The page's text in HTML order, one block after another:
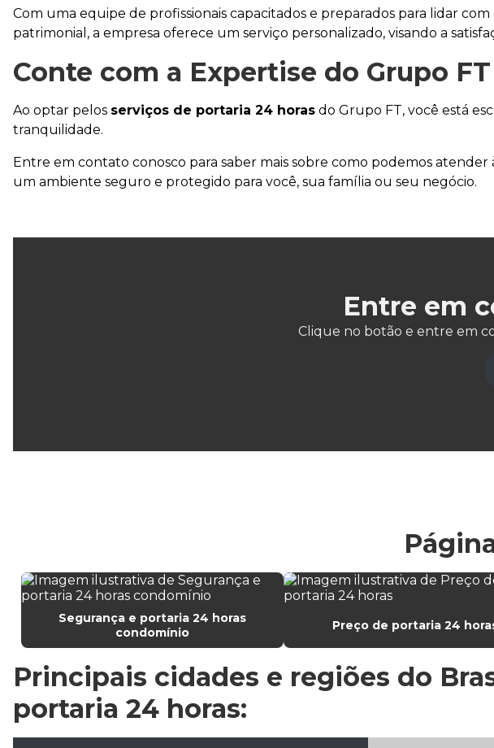
Com uma equipe de profissionais capacitados e preparados para lidar
patrimonial, a empresa oferece um serviço personalizado, visando a
Conte com a Expertise do Grupo FT
Ao optar pelos serviços de portaria 24 horas do Grupo FT, você está
tranquilidade.
Entre em contato conosco para saber mais sobre como podemos atender
um ambiente seguro e protegido para você, sua família ou seu negócio.
Entre em
Clique no botão e entre em
Segurança e portaria 24 horas
condomínio
Preço de portaria 24
Principais cidades e regiões do
portaria 24 horas: